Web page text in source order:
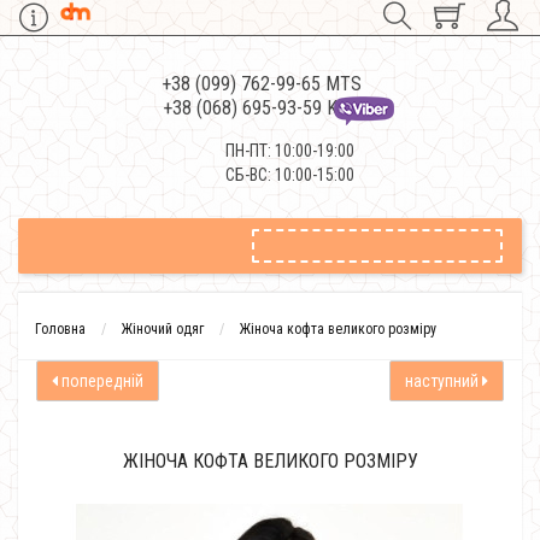
+38 (099) 762-99-65 MTS
+38 (068) 695-93-59 Kievstar
ПН-ПТ: 10:00-19:00
СБ-ВС: 10:00-15:00
Головна Жіночий одяг Жіноча кофта великого розміру
попередній наступний
ЖІНОЧА КОФТА ВЕЛИКОГО РОЗМІРУ